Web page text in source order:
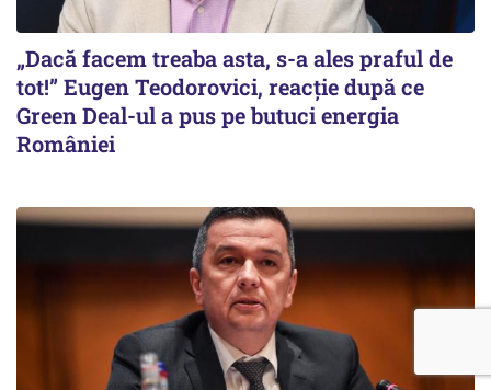
„Dacă facem treaba asta, s-a ales praful de
tot!” Eugen Teodorovici, reacție după ce
Green Deal-ul a pus pe butuci energia
României